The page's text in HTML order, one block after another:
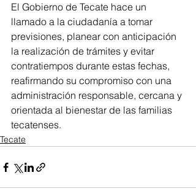
El Gobierno de Tecate hace un
llamado a la ciudadanía a tomar
previsiones, planear con anticipación
la realización de trámites y evitar
contratiempos durante estas fechas,
reafirmando su compromiso con una
administración responsable, cercana y
orientada al bienestar de las familias
tecatenses.
Tecate